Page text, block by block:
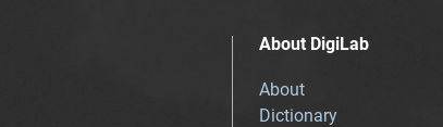
About DigiLab
About
Dictionary